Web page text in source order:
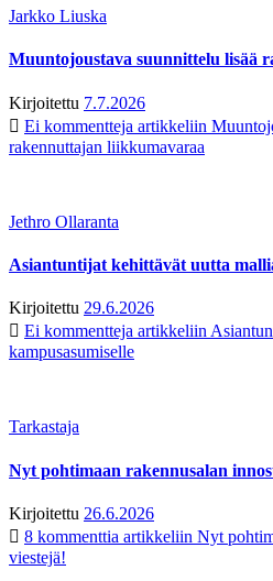
Jarkko Liuska
Muuntojoustava suunnittelu lisää
Kirjoitettu 7.7.2026
Ei kommentteja artikkeliin
rakennuttajan liikkumavaraa
Jethro Ollaranta
Asiantuntijat kehittävät uutta
Kirjoitettu 29.6.2026
Ei kommentteja artikkeliin
kampusasumiselle
Tarkastaja
Nyt pohtimaan rakennusalan
Kirjoitettu 26.6.2026
8 kommenttia artikkeliin Nyt
viestejä!